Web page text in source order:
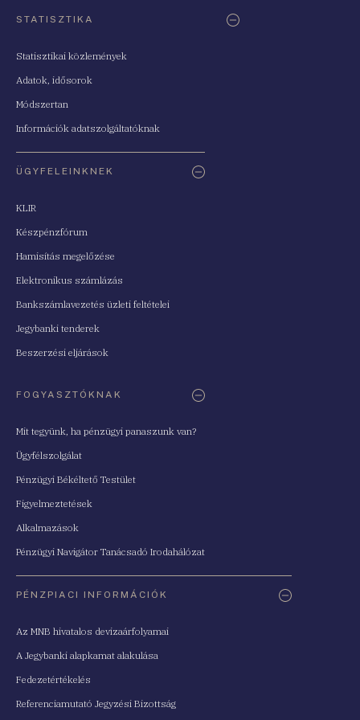
STATISZTIKA
Statisztikai közlemények
Adatok, idősorok
Módszertan
Információk adatszolgáltatóknak
ÜGYFELEINKNEK
KLIR
Készpénzfórum
Hamisítás megelőzése
Elektronikus számlázás
Bankszámlavezetés üzleti feltételei
Jegybanki tenderek
Beszerzési eljárások
FOGYASZTÓKNAK
Mit tegyünk, ha pénzügyi panaszunk van?
Ügyfélszolgálat
Pénzügyi Békéltető Testület
Figyelmeztetések
Alkalmazások
Pénzügyi Navigátor Tanácsadó Irodahálózat
PÉNZPIACI INFORMÁCIÓK
Az MNB hivatalos devizaárfolyamai
A Jegybanki alapkamat alakulása
Fedezetértékelés
Referenciamutató Jegyzési Bizottság